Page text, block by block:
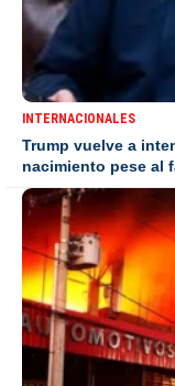
INTERNACIONALES
Trump vuelve a
nacimiento pese al